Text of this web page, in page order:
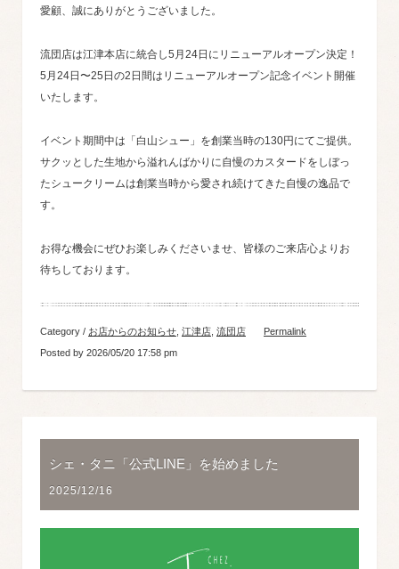
愛顧、誠にありがとうございました。
流団店は江津本店に統合し5月24日にリニューアルオープン決定！
5月24日〜25日の2日間はリニューアルオープン記念イベント開催
いたします。
イベント期間中は「白山シュー」を創業当時の130円にてご提供。
サクッとした生地から溢れんばかりに自慢のカスタードをしぼっ
たシュークリームは創業当時から愛され続けてきた自慢の逸品で
す。
お得な機会にぜひお楽しみくださいませ、皆様のご来店心よりお
待ちしております。
Category / お店からのお知らせ 江津店 流団店
Permalink
Posted by 2026/05/20 17:58 pm
シェ・タニ「公式LINE」を始めました
2025/12/16